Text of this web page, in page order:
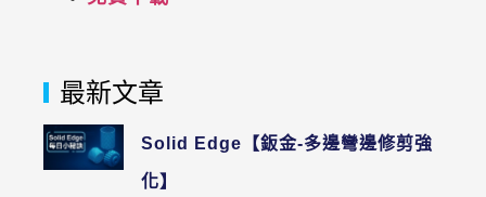
最新文章
Solid Edge【鈑金-多邊彎邊修剪強
化】